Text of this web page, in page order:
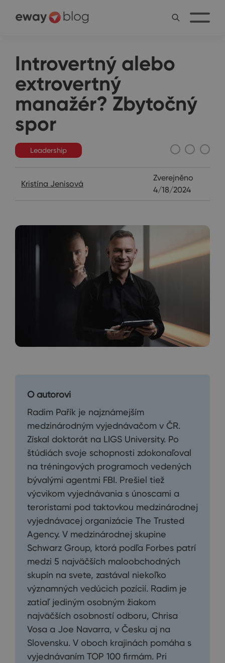
Introvertný alebo
extrovertný
manažér? Zbytočný
spor
Leadership
Kristína Jenisová
Zverejněno
4/18/2024
O autorovi
Radim Pařík je najznámejším
medzinárodným vyjednávačom v ČR.
Získal doktorát na LIGS University. Po
štúdiách svoje schopnosti zdokonaľoval
na tréningových programoch vedených
bývalými agentmi FBI. Prešiel tiež
výcvikom vyjednávania s únoscami a
teroristami pod taktovkou medzinárodnej
vyjednávacej organizácie The Trusted
Agency. V medzinárodnej skupine
Schwarz Group, ktorá podľa Forbes patrí
medzi 5 najväčších maloobchodných
skupín na svete, zastával niekoľko
významných vedúcich pozícií. Radim je
zatiaľ jediným osobným žiakom
najväčších osobností odboru, Chrisa
Vosa a Joe Navarra, v Česku aj na
Slovensku. V oboch krajinách pomáha s
vyjednávaním TOP 100 firmám. Pri